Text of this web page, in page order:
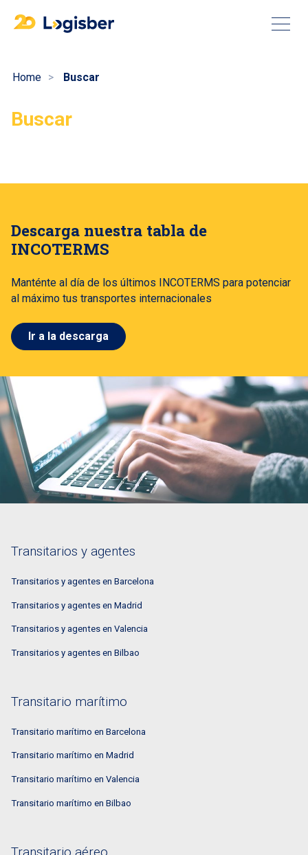
Home Buscar
Buscar
Descarga nuestra tabla de
INCOTERMS
Manténte al día de los últimos INCOTERMS para potenciar
al máximo tus transportes internacionales
Ir a la descarga
Transitarios y agentes
Transitarios y agentes en Barcelona
Transitarios y agentes en Madrid
Transitarios y agentes en Valencia
Transitarios y agentes en Bilbao
Transitario marítimo
Transitario marítimo en Barcelona
Transitario marítimo en Madrid
Transitario marítimo en Valencia
Transitario marítimo en Bilbao
Transitario aéreo